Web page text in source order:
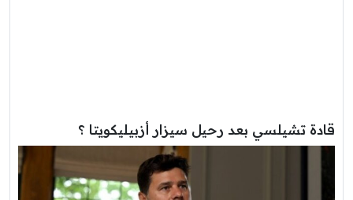
قادة تشيلسي بعد رحيل سيزار أزبيليكويتا ؟